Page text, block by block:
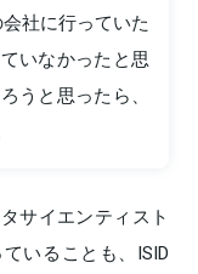
社に行っていた
いなかったと思
うと思ったら、
サイエンティスト
いることも、ISID